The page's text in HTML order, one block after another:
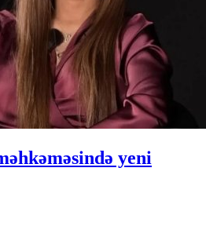
yeni